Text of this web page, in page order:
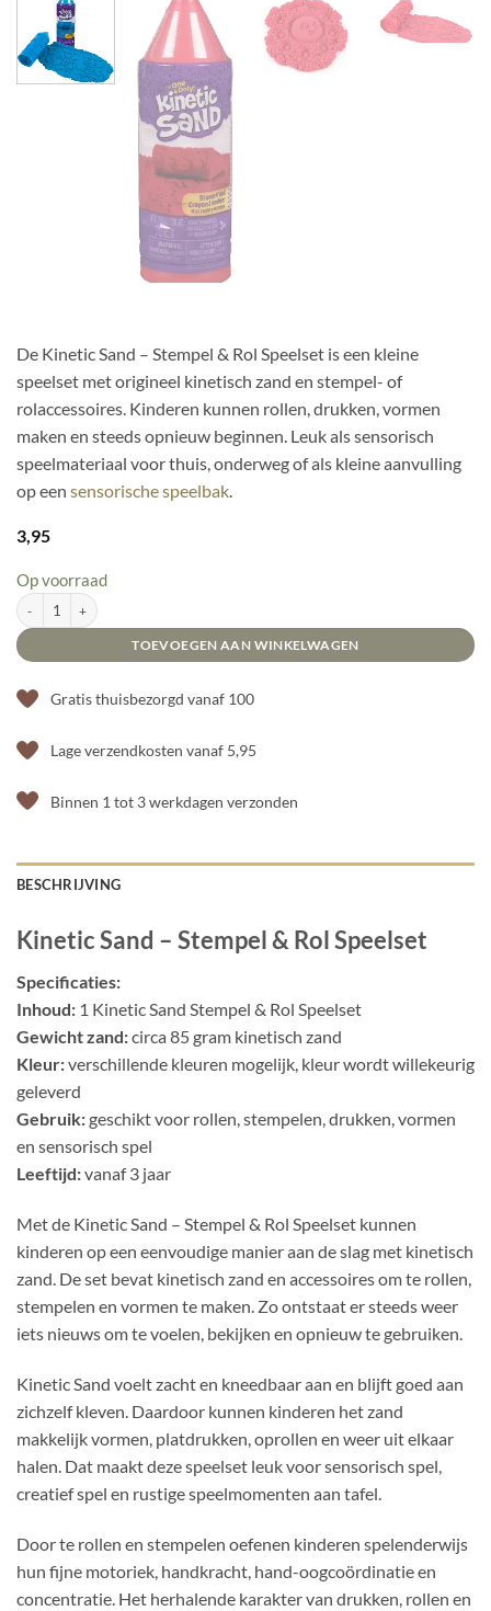
De Kinetic Sand – Stempel & Rol Speelset is een kleine
speelset met origineel kinetisch zand en stempel- of
rolaccessoires. Kinderen kunnen rollen, drukken, vormen
maken en steeds opnieuw beginnen. Leuk als sensorisch
speelmateriaal voor thuis, onderweg of als kleine aanvulling
op een sensorische speelbak
3,95
Op voorraad
Kinetic Sand – Stempel & Rol Speelset aantal
TOEVOEGEN AAN WINKELWAGEN
Gratis thuisbezorgd vanaf 100
Lage verzendkosten vanaf 5,95
Binnen 1 tot 3 werkdagen verzonden
BESCHRIJVING
Kinetic Sand – Stempel & Rol Speelset
Specificaties:
Inhoud: 1 Kinetic Sand Stempel & Rol Speelset
Gewicht zand:circa 85 gram kinetisch zand
Kleur:verschillende kleuren mogelijk, kleur wordt willekeurig
geleverd
Gebruik:geschikt voor rollen, stempelen, drukken, vormen
en sensorisch spel
Leeftijd:vanaf 3 jaar
Met de Kinetic Sand – Stempel & Rol Speelset kunnen
kinderen op een eenvoudige manier aan de slag met kinetisch
zand. De set bevat kinetisch zand en accessoires om te rollen,
stempelen en vormen te maken. Zo ontstaat er steeds weer
iets nieuws om te voelen, bekijken en opnieuw te gebruiken.
Kinetic Sand voelt zacht en kneedbaar aan en blijft goed aan
zichzelf kleven. Daardoor kunnen kinderen het zand
makkelijk vormen, platdrukken, oprollen en weer uit elkaar
halen. Dat maakt deze speelset leuk voor sensorisch spel,
creatief spel en rustige speelmomenten aan tafel.
Door te rollen en stempelen oefenen kinderen spelenderwijs
hun fijne motoriek, handkracht, hand-oogcoördinatie en
concentratie. Het herhalende karakter van drukken, rollen en